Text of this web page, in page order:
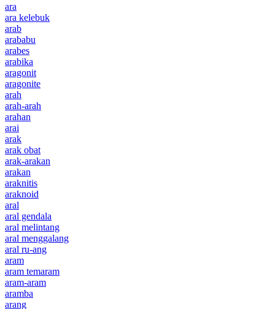
ara
ara kelebuk
arab
arababu
arabes
arabika
aragonit
aragonite
arah
arah-arah
arahan
arai
arak
arak obat
arak-arakan
arakan
araknitis
araknoid
aral
aral gendala
aral melintang
aral menggalang
aral ru-ang
aram
aram temaram
aram-aram
aramba
arang